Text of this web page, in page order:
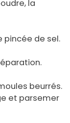
la
pincée de sel.
beurrés.
et parsemer